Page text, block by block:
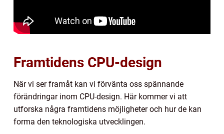
Framtidens CPU-design
När vi ser framåt kan vi förvänta oss spännande
förändringar inom CPU-design. Här kommer vi att
utforska några framtidens möjligheter och hur de kan
forma den teknologiska utvecklingen.